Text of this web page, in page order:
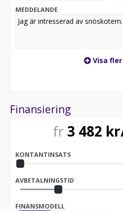
MEDDELANDE
Visa
Finansiering
fr 3 482
KONTANTINSATS
AVBETALNINGSTID
FINANSMODELL